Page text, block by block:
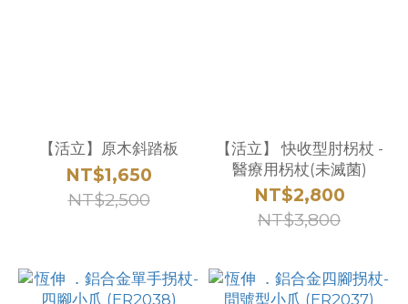
【活立】原木斜踏板
NT$1,650
NT$2,500
【活立】 快收型肘柺杖 -
醫療用柺杖(未滅菌)
NT$2,800
NT$3,800